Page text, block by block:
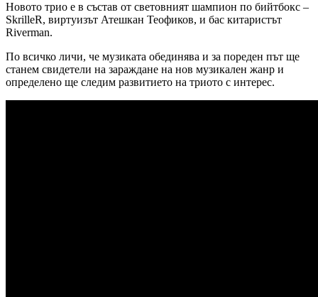
Новото трио е в състав от световният шампион по бийтбокс –
SkrilleR, виртуизът Атешкан Теофиков, и бас китаристът
Riverman.
По всичко личи, че музиката обединява и за пореден път ще
станем свидетели на зараждане на нов музикален жанр и
определено ще следим развитието на триото с интерес.